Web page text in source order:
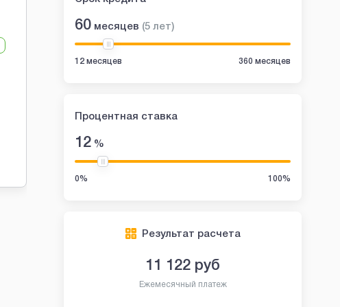
60 месяцев (5 лет)
12 месяцев 360 месяцев
Процентная ставка
12 %
0% 100%
Результат расчета
11 122 руб
Ежемесячный платеж